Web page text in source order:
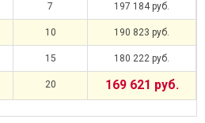
7 197 184 руб.
10 190 823 руб.
15 180 222 руб.
20 169 621 руб.